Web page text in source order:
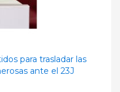
para trasladar las
ante el 23J